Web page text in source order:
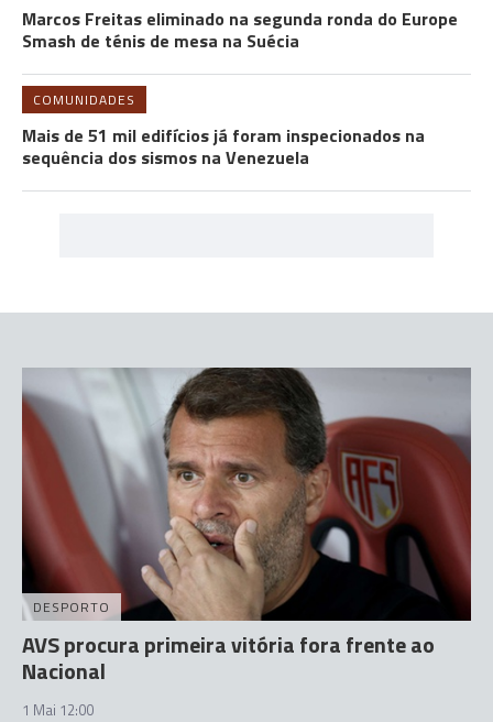
Marcos Freitas eliminado na segunda ronda do Europe
Smash de ténis de mesa na Suécia
COMUNIDADES
Mais de 51 mil edifícios já foram inspecionados na
sequência dos sismos na Venezuela
DESPORTO
AVS procura primeira vitória fora frente ao
Nacional
1 Mai 12:00